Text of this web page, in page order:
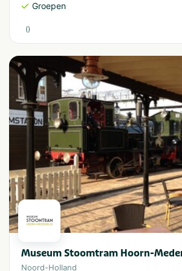
Groepen
()
Museum Stoomtram Hoorn-
Noord-Holland